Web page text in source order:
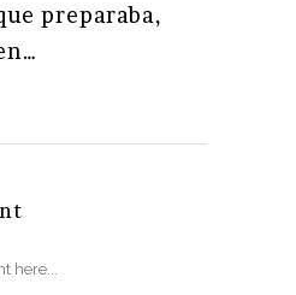
preparaba,